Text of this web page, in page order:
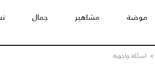
موضة مشاهير جمال
> اسئلة واجوبة